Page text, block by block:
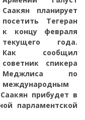
Саакян планирует
посетить Тегеран
к концу февраля
текущего года.
Как сообщил
советник спикера
Меджлиса по
международным
прибудет в
парламентской